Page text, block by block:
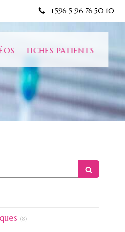
+596 5 96 76 50 10
FICHES PATIENTS
(8)